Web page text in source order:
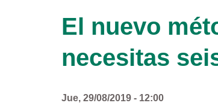
El nuevo
necesitas
Jue, 29/08/2019 - 12:00